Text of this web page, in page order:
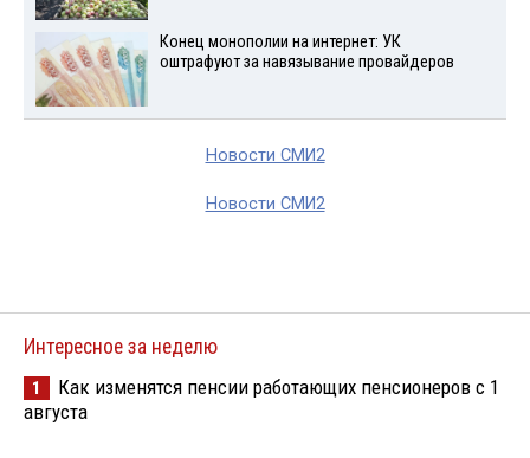
Конец монополии на интернет: УК
оштрафуют за навязывание провайдеров
Новости СМИ2
Новости СМИ2
Интересное за неделю
1
Как изменятся пенсии работающих пенсионеров с 1
августа